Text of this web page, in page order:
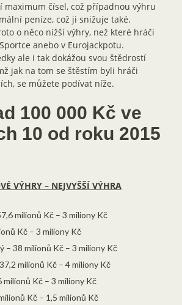
maximum čísel, což případnou výhru
peníze, což ji snižuje také.
o něco nižší výhry, než které hráči
anebo v Eurojackpotu.
ale i tak dokážou svou štědrostí
jak na tom se štěstím byli hráči
se můžete podívat níže.
100 000 Kč ve
10 od roku 2015
VÝHRY – NEJVYŠŠÍ VÝHRA
milionů Kč – 3 miliony Kč
Kč – 3 miliony Kč
– 38 milionů Kč – 3 miliony Kč
milionů Kč – 4 miliony Kč
milionů Kč – 3 miliony Kč
Kč – 1,5 milionů Kč